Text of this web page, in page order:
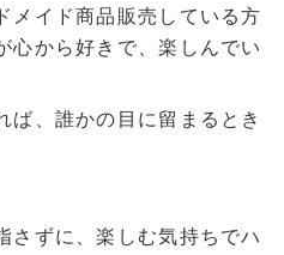
メイド商品販売している方
心から好きで、楽しんでい
ば、誰かの目に留まるとき
さずに、楽しむ気持ちでハ